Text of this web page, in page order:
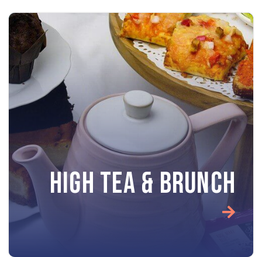
HIGH TEA & BRUNCH